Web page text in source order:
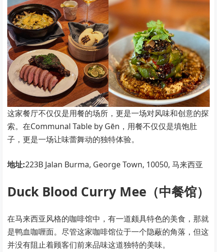
这家餐厅不仅仅是用餐的场所，更是一场对风味和创意的探
索。在Communal Table by Gēn，用餐不仅仅是填饱肚
子，更是一场让味蕾舞动的独特体验。
地址:223B Jalan Burma, George Town, 10050, 马来西亚
Duck Blood Curry Mee（中餐馆）
在马来西亚风格的咖啡馆中，有一道颇具特色的美食，那就
是鸭血咖喱面。尽管这家咖啡馆位于一个隐蔽的角落，但这
并没有阻止着顾客们前来品味这道独特的美味。